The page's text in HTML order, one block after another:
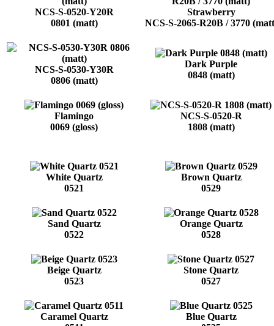
NCS-S-0520-Y20R
0801 (matt)
Strawberry
NCS-S-2065-R20B / 3770
NCS-S-0530-Y30R
0806 (matt)
Dark Purple
0848 (matt)
Flamingo
0069 (gloss)
NCS-S-0520-R
1808 (matt)
White Quartz
0521
Brown Quartz
0529
Sand Quartz
0522
Orange Quartz
0528
Beige Quartz
0523
Stone Quartz
0527
Caramel Quartz
Blue Quartz